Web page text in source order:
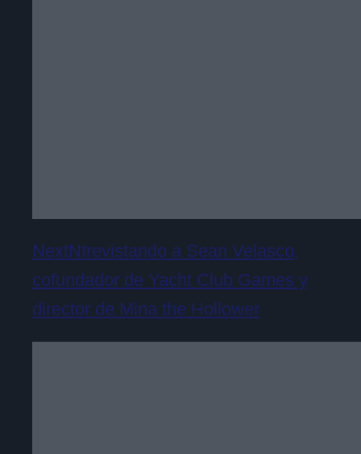
NextNtrevistando a Sean Velasco,
cofundador de Yacht Club Games y
director de Mina the Hollower